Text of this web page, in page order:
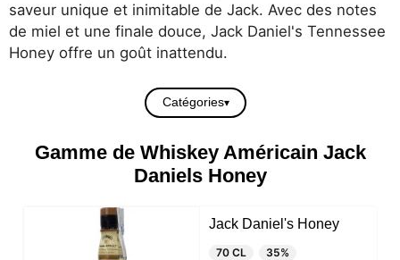
saveur unique et inimitable de Jack. Avec des notes
de miel et une finale douce, Jack Daniel's Tennessee
Honey offre un goût inattendu.
Catégories
Gamme de Whiskey Américain Jack
Daniels Honey
Jack Daniel's Honey
70 CL
35%